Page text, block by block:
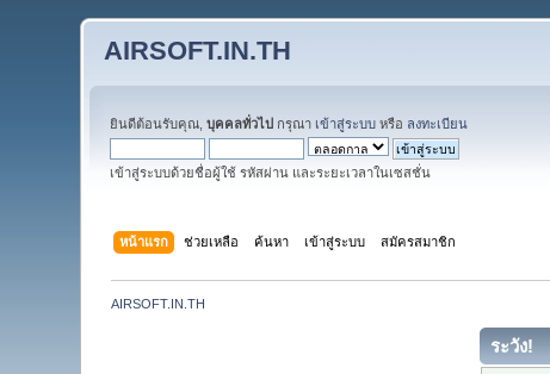
AIRSOFT.IN.TH
ยินดีต้อนรับคุณ,บุคคลทั่วไป กรุณา เข้าสู่ระบบ หรือ ลงทะเบียน
เข้าสู่ระบบด้วยชื่อผู้ใช้ รหัสผ่าน และระยะเวลาในเซสชั่น
หน้าแรก ช่วยเหลือ ค้นหา เข้าสู่ระบบ สมัครสมาชิก
AIRSOFT.IN.TH
ระวัง!